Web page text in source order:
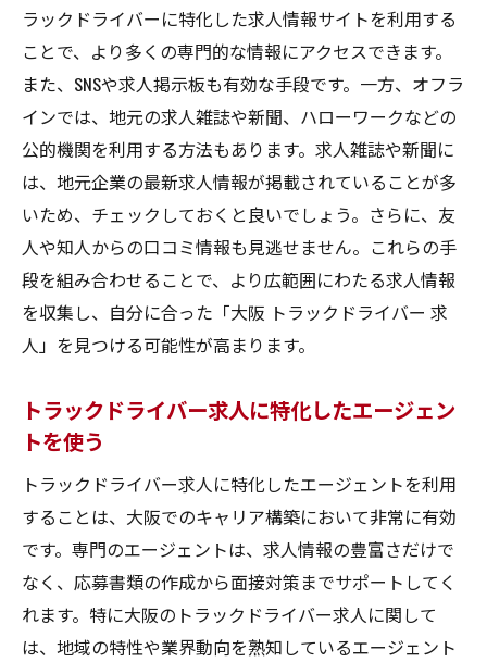
ラックドライバーに特化した求人情報サイトを利用する
ことで、より多くの専門的な情報にアクセスできます。
また、SNSや求人掲示板も有効な手段です。一方、オフラ
インでは、地元の求人雑誌や新聞、ハローワークなどの
公的機関を利用する方法もあります。求人雑誌や新聞に
は、地元企業の最新求人情報が掲載されていることが多
いため、チェックしておくと良いでしょう。さらに、友
人や知人からの口コミ情報も見逃せません。これらの手
段を組み合わせることで、より広範囲にわたる求人情報
を収集し、自分に合った「大阪 トラックドライバー 求
人」を見つける可能性が高まります。
トラックドライバー求人に特化したエージェン
トを使う
トラックドライバー求人に特化したエージェントを利用
することは、大阪でのキャリア構築において非常に有効
です。専門のエージェントは、求人情報の豊富さだけで
なく、応募書類の作成から面接対策までサポートしてく
れます。特に大阪のトラックドライバー求人に関して
は、地域の特性や業界動向を熟知しているエージェント